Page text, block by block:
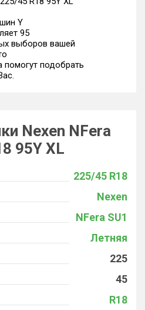
Y
95
выборов вашей
подобрать
Nexen NFera
95Y XL
225/45 R18
Nexen
NFera SU1
Летняя
225
45
R18